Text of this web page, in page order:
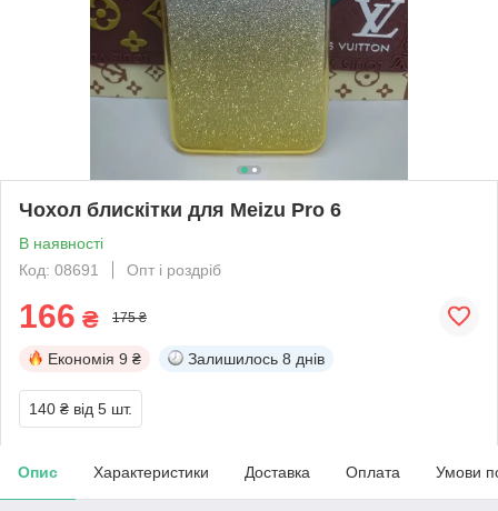
Чохол блискітки для Meizu Pro 6
В наявності
Код: 08691
Опт і роздріб
166 ₴ 175 ₴
Економія 9 ₴ Залишилось 8 днів
140 ₴ від 5 шт.
Опис Характеристики Доставка Оплата Умови